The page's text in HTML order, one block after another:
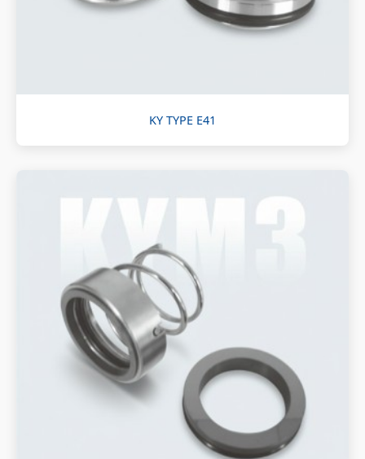
KY TYPE E41